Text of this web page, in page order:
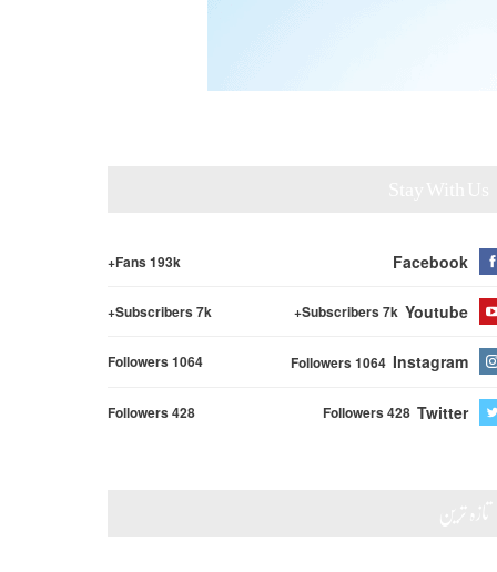
Facebook
Fans 193k+
Youtube
Subscribers 7k+
Subscribers 7k+
Instagram
Followers 1064
Followers 1064
Twitter
Followers 428
Followers 428